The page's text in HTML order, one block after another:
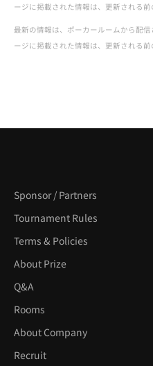
ージに掲載された情報は、更新される前
最新の情報は、ポーカールームから配
ージに掲載された情報は、更新される前
Sponsor / Partners
Tournament Rules
Terms & Policies
About Prize
Q&A
Rooms
About Company
Recruit